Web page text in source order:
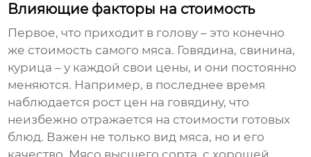
Влияющие факторы на стоимость
Первое, что приходит в голову – это конечно
же стоимость самого мяса. Говядина, свинина,
курица – у каждой свои цены, и они постоянно
меняются. Например, в последнее время
наблюдается рост цен на говядину, что
неизбежно отражается на стоимости готовых
блюд. Важен не только вид мяса, но и его